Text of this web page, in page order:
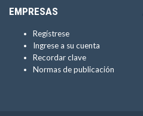
EMPRESAS
Regístrese
Ingrese a su cuenta
Recordar clave
Normas de publicación